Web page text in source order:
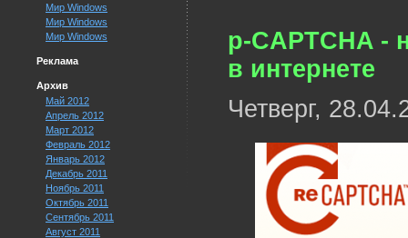
Мир Windows
Мир Windows
Мир Windows
Реклама
Архив
Май 2012
Апрель 2012
Март 2012
Февраль 2012
Январь 2012
Декабрь 2011
Ноябрь 2011
Октябрь 2011
Сентябрь 2011
Август 2011
p-CAPTCHA -
в интернете
Четверг,